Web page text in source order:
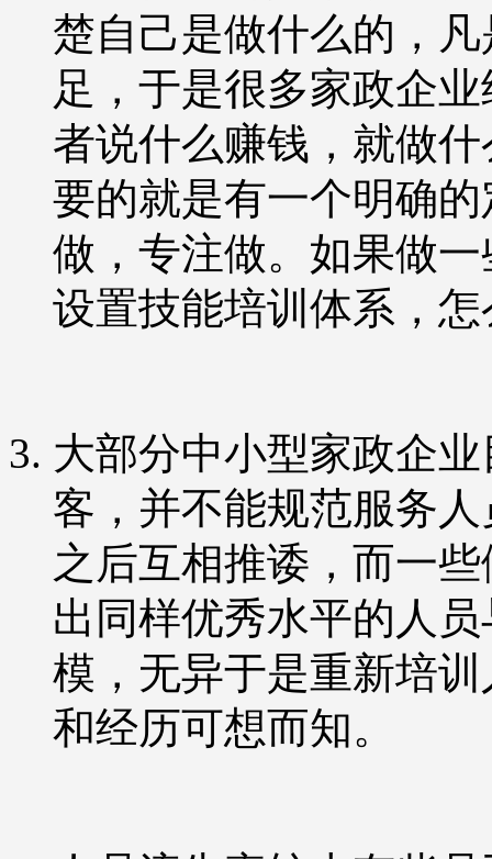
楚自己是做什么的，
足，于是很多家政企
者说什么赚钱，就做
要的就是有一个明确
做，专注做。如果做
设置技能培训体系，
大部分中小型家政企
客，并不能规范服务
之后互相推诿，而一
出同样优秀水平的人
模，无异于是重新培
和经历可想而知。